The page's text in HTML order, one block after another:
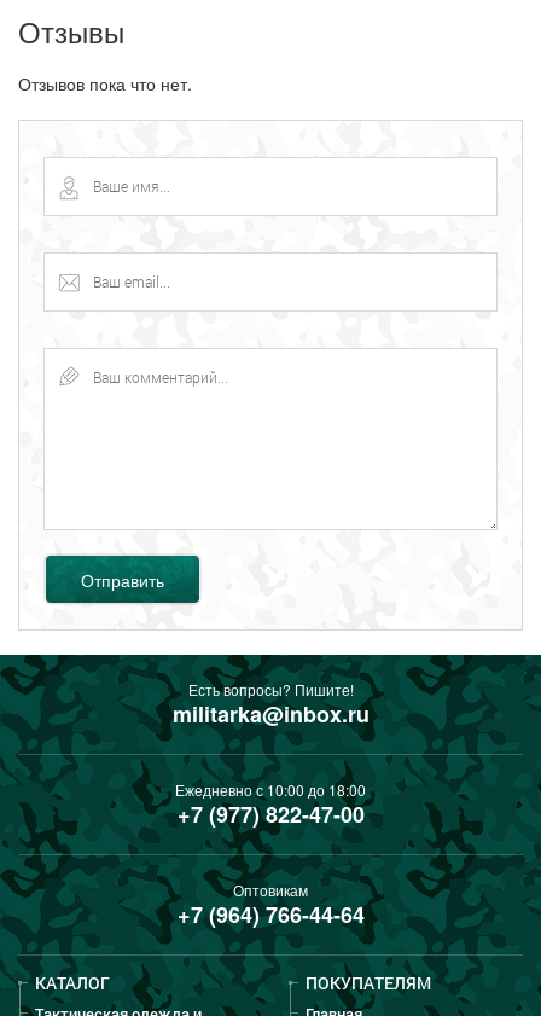
Отзывы
Отзывов пока что нет.
Отправить
Есть вопросы? Пишите!
militarka@inbox.ru
Ежедневно с 10:00 до 18:00
+7 (977) 822-47-00
Оптовикам
+7 (964) 766-44-64
КАТАЛОГ ПОКУПАТЕЛЯМ